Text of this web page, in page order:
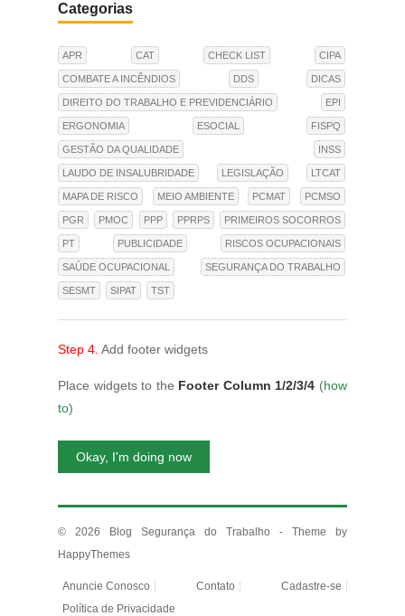
Categorias
APR CAT CHECK LIST CIPA
COMBATE A INCÊNDIOS DDS DICAS
DIREITO DO TRABALHO E PREVIDENCIÁRIO EPI
ERGONOMIA ESOCIAL FISPQ
GESTÃO DA QUALIDADE INSS
LAUDO DE INSALUBRIDADE LEGISLAÇÃO LTCAT
MAPA DE RISCO MEIO AMBIENTE PCMAT PCMSO
PGR PMOC PPP PPRPS PRIMEIROS SOCORROS
PT PUBLICIDADE RISCOS OCUPACIONAIS
SAÚDE OCUPACIONAL SEGURANÇA DO TRABALHO
SESMT SIPAT TST
Step 4. Add footer widgets
Place widgets to the Footer Column 1/2/3/4 (how
to)
Okay, I'm doing now
© 2026 Blog Segurança do Trabalho - Theme by
HappyThemes
Anuncie Conosco Contato
Cadastre-se
Política de Privacidade